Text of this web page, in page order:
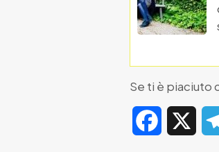
Se ti è piaciuto
Facebook